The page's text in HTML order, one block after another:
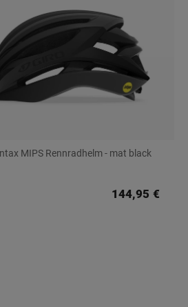
MIPS Rennradhelm - mat black
144,95 €